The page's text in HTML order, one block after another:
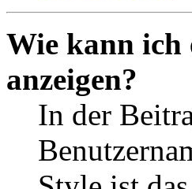
Wie kann ich
anzeigen?
In der